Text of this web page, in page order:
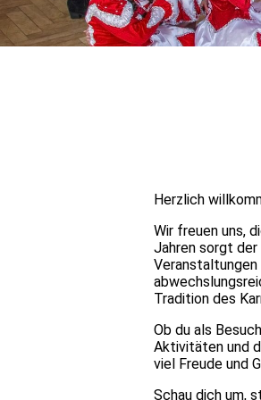
Herzlich
Wir freuen uns,
Jahren sorgt der
Tradition des
Ob du als
Aktivitäten und
viel Freude und
Schau dich um,